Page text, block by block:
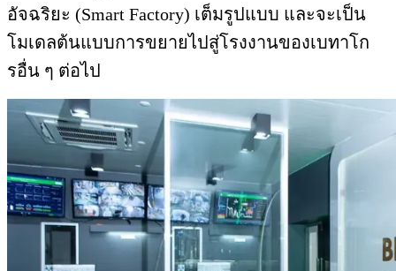
อัจฉริยะ (Smart Factory) เต็มรูปแบบ และจะเป็น
โมเดลต้นแบบการขยายไปสู่โรงงานของเบทาโก
รอื่น ๆ ต่อไป